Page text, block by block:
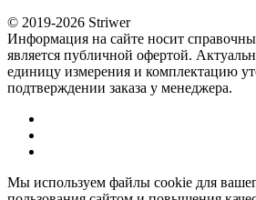
© 2019-2026 Striwer
Информация на сайте носит
является публичной офертой.
единицу измерения и комплектацию
подтверждении заказа у менеджера.
Мы используем файлы cookie для